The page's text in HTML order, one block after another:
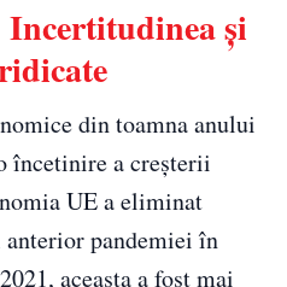
şi
din toamna anului
încetinire a creşterii
UE a eliminat
pandemiei în
aceasta a fost mai